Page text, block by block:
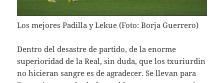
Los mejores Padilla y Lekue (Foto: Borja Guerrero)
Dentro del desastre de partido, de la enorme
superioridad de la Real, sin duda, que los txuriurdin
no hicieran sangre es de agradecer. Se llevan para